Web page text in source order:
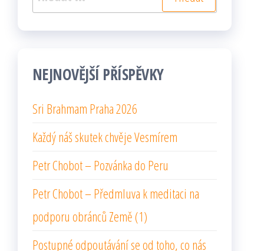
NEJNOVĚJŠÍ PŘÍSPĚVKY
Sri Brahmam Praha 2026
Každý náš skutek chvěje Vesmírem
Petr Chobot – Pozvánka do Peru
Petr Chobot – Předmluva k meditaci na
podporu obránců Země (1)
Postupné odpoutávání se od toho, co nás